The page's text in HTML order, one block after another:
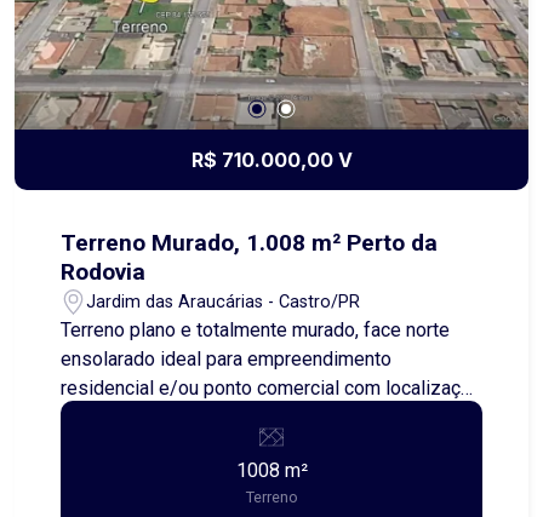
R$ 710.000,00 V
Terreno Murado, 1.008 m² Perto da
Rodovia
Jardim das Araucárias - Castro/PR
Terreno plano e totalmente murado, face norte
ensolarado ideal para empreendimento
residencial e/ou ponto comercial com localização
estratégica à 410m da Av. que dá acesso a
Castrolanda, na Av. Pref. Ronie Cardoso, e à 600m
da PR-340 que dá acesso ao viaduto direção
Ponta Grossa ou Piraí do Sul. Posição perfeita
1008 m²
Terreno